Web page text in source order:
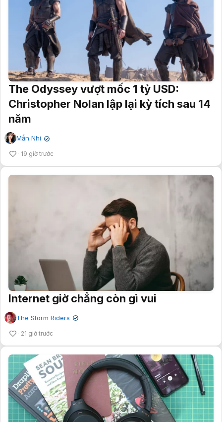
The Odyssey vượt mốc 1 tỷ USD:
Christopher Nolan lập lại kỳ tích sau 14
năm
Mẫn Nhi ✔
19 giờ trước
Internet giờ chẳng còn gì vui
The Storm Riders ✔
21 giờ trước